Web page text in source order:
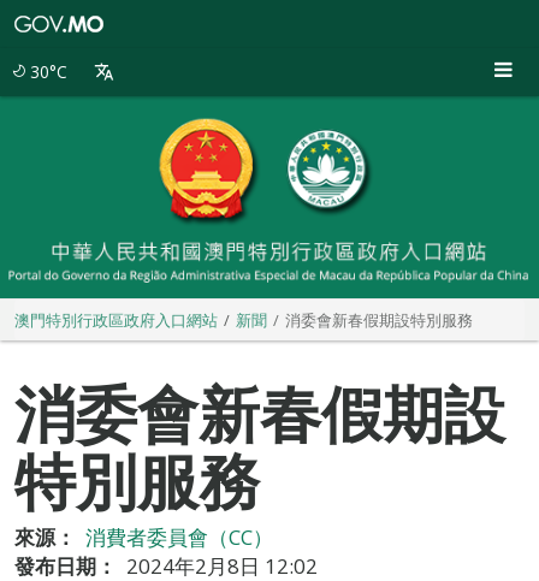
30°C
澳門特別行政區政府入口網站 新聞 消委會新春假期設特別服務
消委會新春假期設
特別服務
來源：
消費者委員會（CC）
發布日期：
2024年2月8日 12:02